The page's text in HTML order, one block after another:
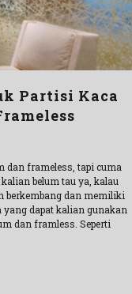
Partisi Kaca
dan frameless, tapi cuma
belum tau ya, kalau
berkembang dan memiliki
dapat kalian gunakan
dan framless. Seperti